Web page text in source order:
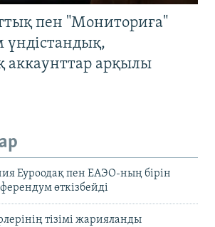
пен "Мониториға"
аккаунттар арқылы
Еуроодақ пен ЕАЭО-ның бірін
өткізбейді
тізімі жарияланды